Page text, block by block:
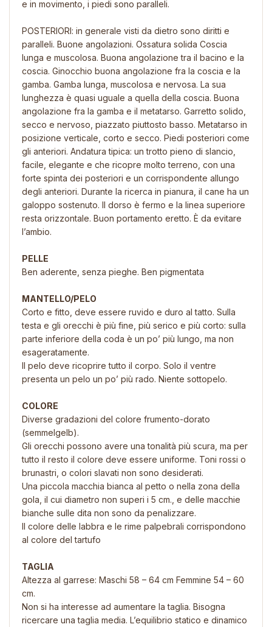
e in movimento, i piedi sono paralleli.
POSTERIORI: in generale visti da dietro sono diritti e
paralleli. Buone angolazioni. Ossatura solida Coscia
lunga e muscolosa. Buona angolazione tra il bacino e la
coscia. Ginocchio buona angolazione fra la coscia e la
gamba. Gamba lunga, muscolosa e nervosa. La sua
lunghezza è quasi uguale a quella della coscia. Buona
angolazione fra la gamba e il metatarso. Garretto solido,
secco e nervoso, piazzato piuttosto basso. Metatarso in
posizione verticale, corto e secco. Piedi posteriori come
gli anteriori. Andatura tipica: un trotto pieno di slancio,
facile, elegante e che ricopre molto terreno, con una
forte spinta dei posteriori e un corrispondente allungo
degli anteriori. Durante la ricerca in pianura, il cane ha un
galoppo sostenuto. Il dorso è fermo e la linea superiore
resta orizzontale. Buon portamento eretto. È da evitare
l’ambio.
PELLE
Ben aderente, senza pieghe. Ben pigmentata
MANTELLO/PELO
Corto e fitto, deve essere ruvido e duro al tatto. Sulla
testa e gli orecchi è più fine, più serico e più corto: sulla
parte inferiore della coda è un po’ più lungo, ma non
esageratamente.
Il pelo deve ricoprire tutto il corpo. Solo il ventre
presenta un pelo un po’ più rado. Niente sottopelo.
COLORE
Diverse gradazioni del colore frumento-dorato
(semmelgelb).
Gli orecchi possono avere una tonalità più scura, ma per
tutto il resto il colore deve essere uniforme. Toni rossi o
brunastri, o colori slavati non sono desiderati.
Una piccola macchia bianca al petto o nella zona della
gola, il cui diametro non superi i 5 cm., e delle macchie
bianche sulle dita non sono da penalizzare.
Il colore delle labbra e le rime palpebrali corrispondono
al colore del tartufo
TAGLIA
Altezza al garrese: Maschi 58 – 64 cm Femmine 54 – 60
cm.
Non si ha interesse ad aumentare la taglia. Bisogna
ricercare una taglia media. L’equilibrio statico e dinamico